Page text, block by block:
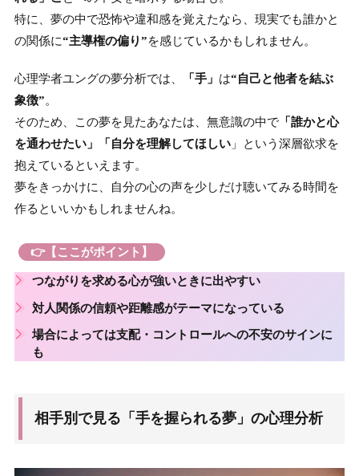
特に、夢の中で恐怖や違和感を覚えたなら、現実でも誰かと
の関係に“主導権の偏り”を感じているかもしれません。
心理学者ユングの夢分析では、 「手」 は“自己と他者を結ぶ
象徴”。
そのため、この夢を見たあなたは、無意識の中で「誰かと心
を通わせたい」「自分を理解してほしい」という深層欲求を
抱えているといえます。
夢をきっかけに、自分の心の声を少しだけ聴いてみる時間を
作るといいかもしれませんね。
👉【ここがポイント】
つながり を求める心が強いときに出やすい
対人関係の信頼や距離感がテーマになっている
場合によっては支配・コントロールへの不安のサインに
も
相手別で見る「手を握られる夢」の心理分析